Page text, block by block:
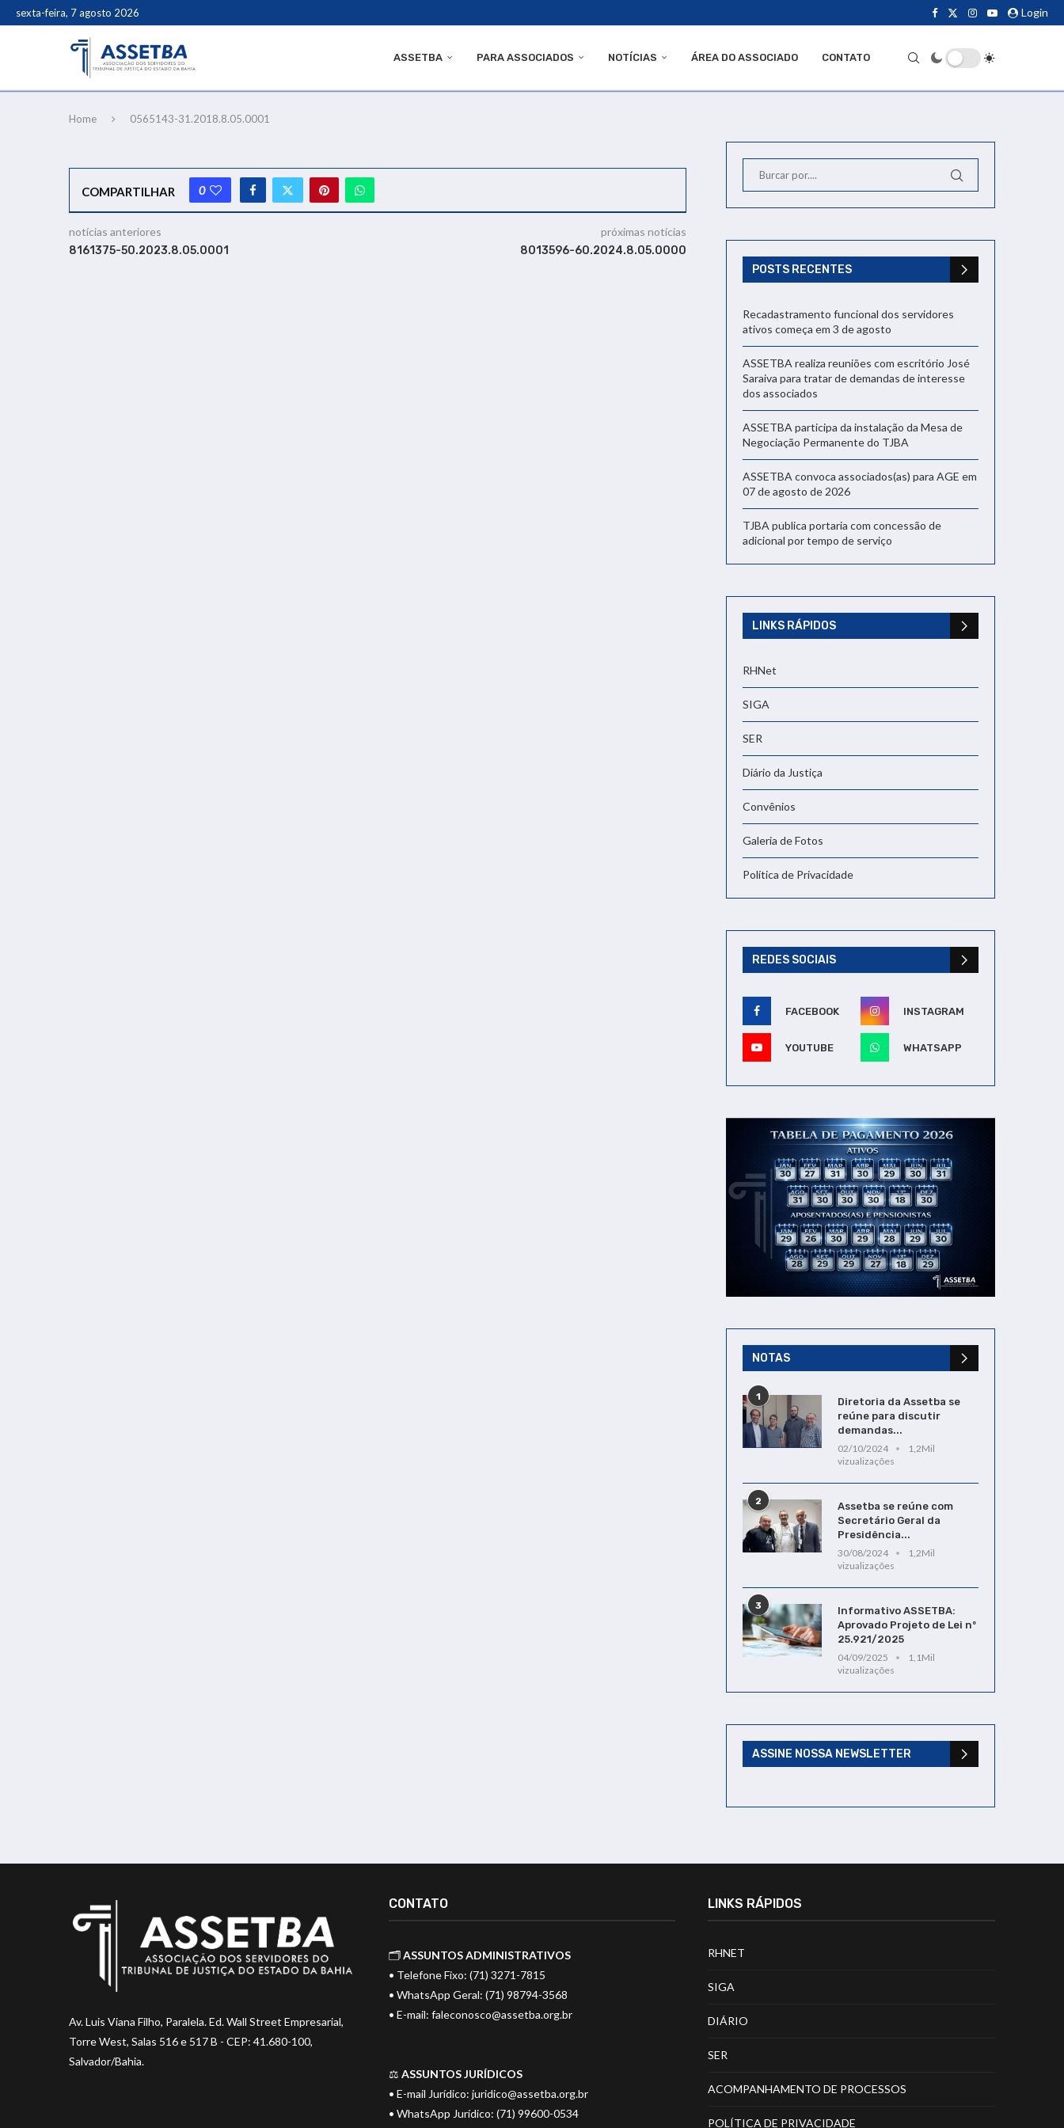
sexta-feira, 7 agosto 2026 Login
ASSETBA PARA ASSOCIADOS NOTÍCIAS ÁREA DO ASSOCIADO CONTATO
Home 0565143-31.2018.8.05.0001
COMPARTILHAR 0
notícias anteriores
8161375-50.2023.8.05.0001
próximas notícias
8013596-60.2024.8.05.0000
POSTS RECENTES
Recadastramento funcional dos servidores
ativos começa em 3 de agosto
ASSETBA realiza reuniões com escritório José
Saraiva para tratar de demandas de interesse
dos associados
ASSETBA participa da instalação da Mesa de
Negociação Permanente do TJBA
ASSETBA convoca associados(as) para AGE em
07 de agosto de 2026
TJBA publica portaria com concessão de
adicional por tempo de serviço
LINKS RÁPIDOS
RHNet
SIGA
SER
Diário da Justiça
Convênios
Galeria de Fotos
Política de Privacidade
REDES SOCIAIS
FACEBOOK INSTAGRAM
YOUTUBE WHATSAPP
NOTAS
1
Diretoria da Assetba se
reúne para discutir
demandas...
02/10/2024
1,2Mil
vizualizações
2
Assetba se reúne com
Secretário Geral da
Presidência...
30/08/2024
1,2Mil
vizualizações
3
Informativo ASSETBA:
Aprovado Projeto de Lei nº
25.921/2025
04/09/2025
1,1Mil
vizualizações
ASSINE NOSSA NEWSLETTER
Av. Luis Viana Filho, Paralela. Ed. Wall Street Empresarial,
Torre West, Salas 516 e 517 B - CEP: 41.680-100,
Salvador/Bahia.
CONTATO
🗂️ASSUNTOS ADMINISTRATIVOS
• Telefone Fixo: (71) 3271-7815
• WhatsApp Geral: (71) 98794-3568
• E-mail: faleconosco@assetba.org.br
⚖️ ASSUNTOS JURÍDICOS
• E-mail Jurídico: juridico@assetba.org.br
• WhatsApp Jurídico: (71) 99600-0534
LINKS RÁPIDOS
RHNET
SIGA
DIÁRIO
SER
ACOMPANHAMENTO DE PROCESSOS
POLÍTICA DE PRIVACIDADE